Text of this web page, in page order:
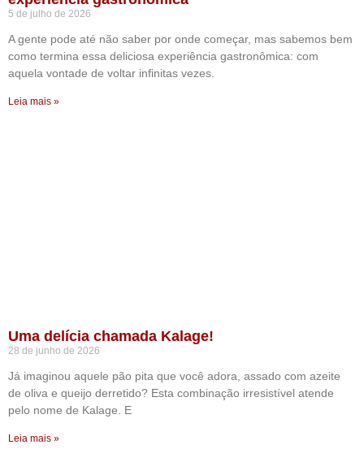
5 de julho de 2026
A gente pode até não saber por onde começar, mas sabemos bem
como termina essa deliciosa experiência gastronômica: com
aquela vontade de voltar infinitas vezes.
Leia mais »
Uma delícia chamada Kalage!
28 de junho de 2026
Já imaginou aquele pão pita que você adora, assado com azeite
de oliva e queijo derretido? Esta combinação irresistível atende
pelo nome de Kalage. E
Leia mais »